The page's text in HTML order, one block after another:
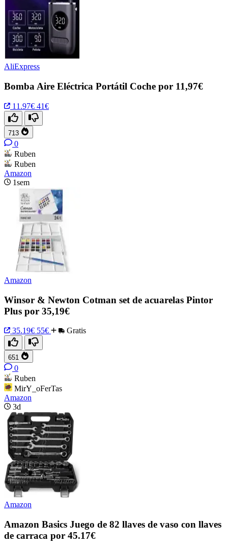
AliExpress
Bomba Aire Eléctrica Portátil Coche por 11,97€
11.97€ 41€
713
0
Ruben
Ruben
Amazon
1sem
Amazon
Winsor & Newton Cotman set de acuarelas Pintor
Plus por 35,19€
35.19€ 55€ Gratis
651
0
Ruben
MirY_oFerTas
Amazon
3d
Amazon
Amazon Basics Juego de 82 llaves de vaso con llaves
de carraca por 45.17€